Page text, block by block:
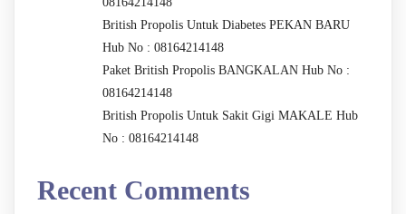
British Propolis Untuk Diabetes PEKAN BARU
Hub No : 08164214148
Paket British Propolis BANGKALAN Hub No :
08164214148
British Propolis Untuk Sakit Gigi MAKALE Hub
No : 08164214148
Recent Comments